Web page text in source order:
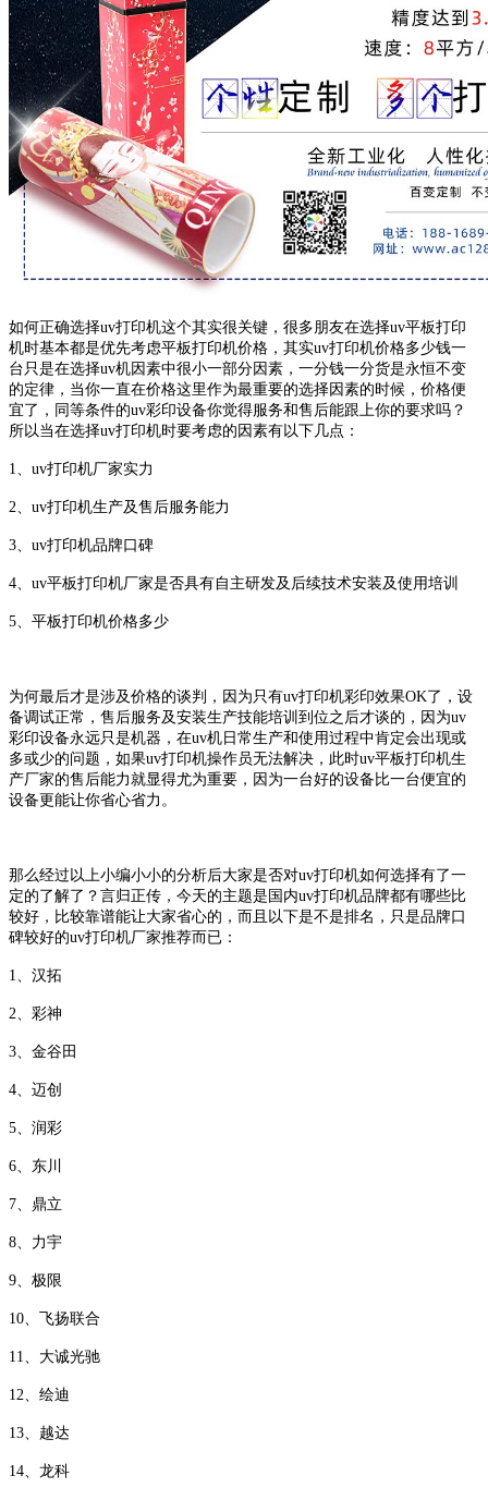
如何正确选择uv打印机这个其实很关键，很多朋友在选择uv平板打印
机时基本都是优先考虑平板打印机价格，其实uv打印机价格多少钱一
台只是在选择uv机因素中很小一部分因素，一分钱一分货是永恒不变
的定律，当你一直在价格这里作为最重要的选择因素的时候，价格便
宜了，同等条件的uv彩印设备你觉得服务和售后能跟上你的要求吗？
所以当在选择uv打印机时要考虑的因素有以下几点：
1、uv打印机厂家实力
2、uv打印机生产及售后服务能力
3、uv打印机品牌口碑
4、uv平板打印机厂家是否具有自主研发及后续技术安装及使用培训
5、平板打印机价格多少
为何最后才是涉及价格的谈判，因为只有uv打印机彩印效果OK了，设
备调试正常，售后服务及安装生产技能培训到位之后才谈的，因为uv
彩印设备永远只是机器，在uv机日常生产和使用过程中肯定会出现或
多或少的问题，如果uv打印机操作员无法解决，此时uv平板打印机生
产厂家的售后能力就显得尤为重要，因为一台好的设备比一台便宜的
设备更能让你省心省力。
那么经过以上小编小小的分析后大家是否对uv打印机如何选择有了一
定的了解了？言归正传，今天的主题是 国内uv打印机品牌都有哪些比
较好，比较靠谱能让大家省心的，而且以下是不是排名，只是品牌口
碑较好的uv打印机厂家推荐而已：
1、 汉拓
2、彩神
3、金谷田
4、迈创
5、润彩
6、东川
7、鼎立
8、力宇
9、极限
10、飞扬联合
11、大诚光驰
12、绘迪
13、越达
14、龙科